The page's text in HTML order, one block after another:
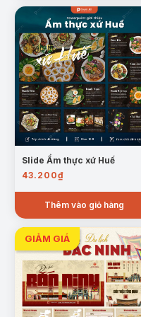
Mẫu
Các vịnh tiêu biểu:
giá trị tự nhiên và
Các quần đảo:
phân bố, ý nghĩa
Tài nguyên biển
thông hàng hải, du
Slide Ẩm thực xứ Huế
43.200₫
Thêm vào giỏ hàng